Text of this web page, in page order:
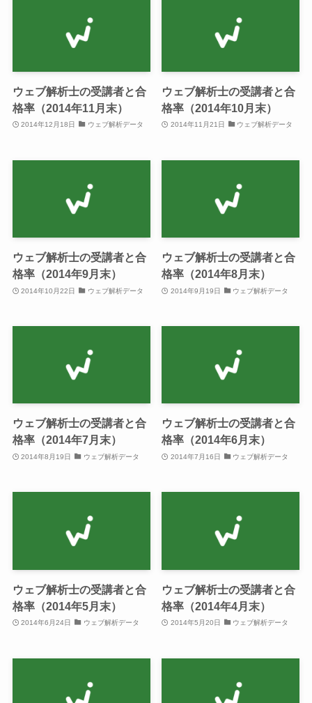
ウェブ解析士の受講者と合
格率（2014年11月末）
2014年12月18日 ウェブ解析データ
ウェブ解析士の受講者と合
格率（2014年10月末）
2014年11月21日 ウェブ解析データ
ウェブ解析士の受講者と合
格率（2014年9月末）
2014年10月22日 ウェブ解析データ
ウェブ解析士の受講者と合
格率（2014年8月末）
2014年9月19日 ウェブ解析データ
ウェブ解析士の受講者と合
格率（2014年7月末）
2014年8月19日 ウェブ解析データ
ウェブ解析士の受講者と合
格率（2014年6月末）
2014年7月16日 ウェブ解析データ
ウェブ解析士の受講者と合
格率（2014年5月末）
2014年6月24日 ウェブ解析データ
ウェブ解析士の受講者と合
格率（2014年4月末）
2014年5月20日 ウェブ解析データ